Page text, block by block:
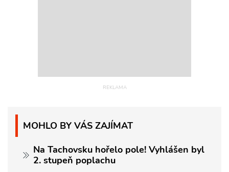
MOHLO BY VÁS ZAJÍMAT
Na Tachovsku hořelo pole! Vyhlášen byl
2. stupeň poplachu